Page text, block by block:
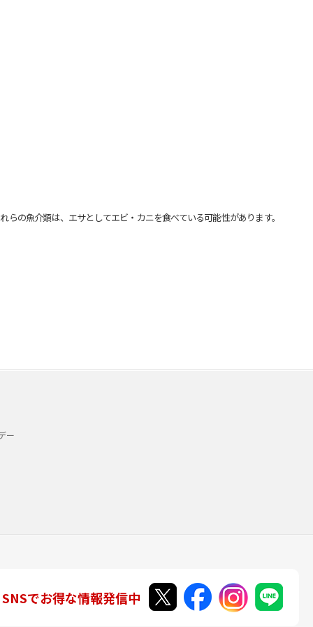
の魚介類は、エサとしてエビ・カニを食べている可能性があります。
ー
SNSでお得な情報発信中